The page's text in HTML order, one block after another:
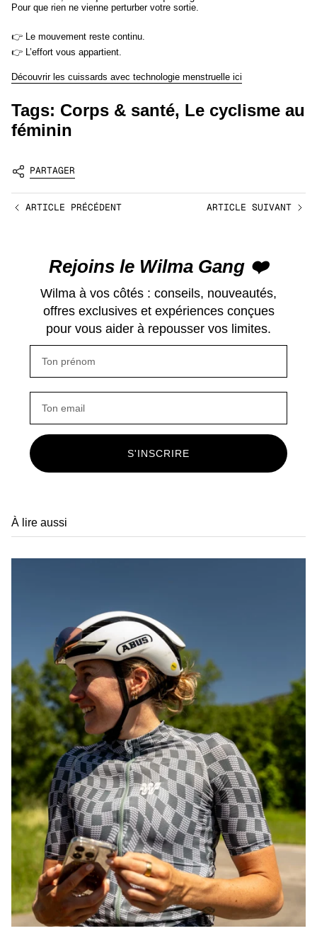
Pour que rien ne vienne perturber votre sortie.
👉 Le mouvement reste continu.
👉 L’effort vous appartient.
Découvrir les cuissards avec technologie menstruelle ici
Tags: Corps & santé, Le cyclisme au
féminin
PARTAGER
ARTICLE SUIVANT
ARTICLE PRÉCÉDENT
Rejoins le Wilma Gang ❤️
Wilma à vos côtés : conseils, nouveautés,
offres exclusives et expériences conçues
pour vous aider à repousser vos limites.
S'INSCRIRE
À lire aussi